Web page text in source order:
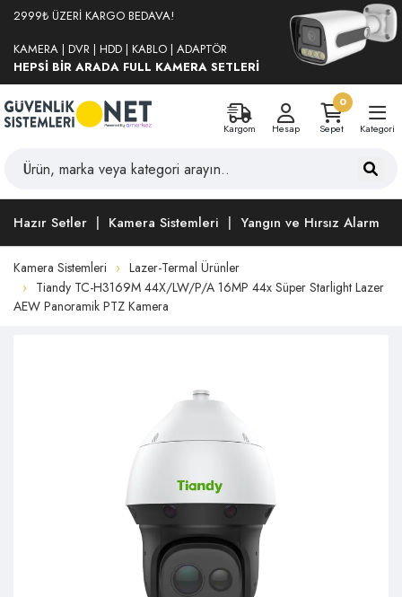
2999₺ ÜZERİ KARGO BEDAVA!
KAMERA | DVR | HDD | KABLO | ADAPTÖR
HEPSİ BİR ARADA FULL KAMERA SETLERİ
Kargom Hesap
0
Sepet
Kategori
Hazır Setler Kamera Sistemleri Yangın ve Hırsız Alarm
Kamera Sistemleri
Lazer-Termal Ürünler
Tiandy TC-H3169M 44X/LW/P/A 16MP 44x Süper Starlight Lazer
AEW Panoramik PTZ Kamera